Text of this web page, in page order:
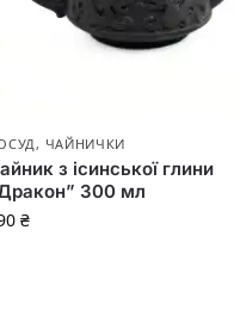
, ЧАЙНИЧКИ
з ісинської глини
300 мл
₴